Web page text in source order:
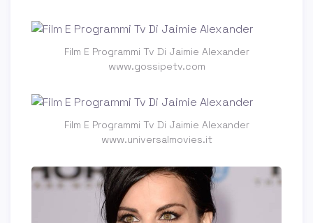
Film E Programmi Tv Di Jaimie Alexander
www.gossipetv.com
Film E Programmi Tv Di Jaimie Alexander
www.universalmovies.it